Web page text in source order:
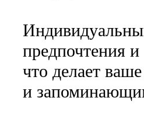
предпочтения
что делает
и